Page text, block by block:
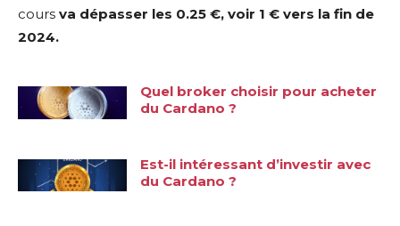
cours va dépasser les 0.25 €, voir 1 € vers la fin de
2024.
Quel broker choisir pour acheter
du Cardano ?
Est-il intéressant d’investir avec
du Cardano ?